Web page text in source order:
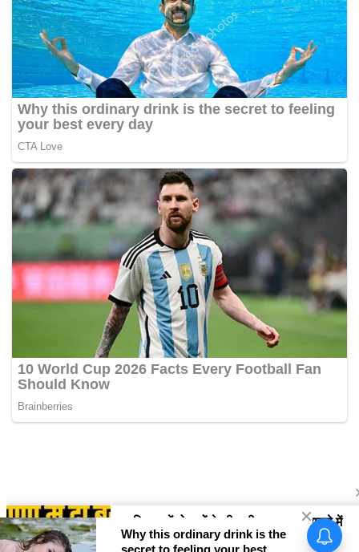
सिरसा की बेटी मेजर कर्मजीत कौर ने
'समुद्र प्रदक्षिणा' अभियान को फतेह